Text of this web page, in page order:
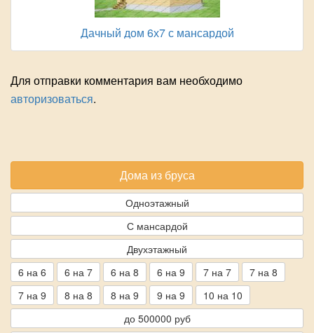
Дачный дом 6х7 с мансардой
Для отправки комментария вам необходимо
авторизоваться.
Дома из бруса
Одноэтажный
С мансардой
Двухэтажный
6 на 6
6 на 7 6 на 8 6 на 9 7 на 7
7 на 8
7 на 9
8 на 8 8 на 9 9 на 9
10 на 10
до 500000 руб